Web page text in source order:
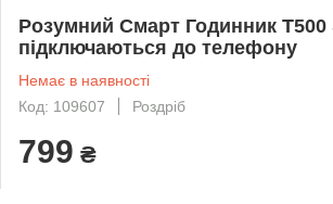
Розумний Смарт Годинник T500
підключаються до телефону
Немає в наявності
Код: 109607
Роздріб
799 ₴